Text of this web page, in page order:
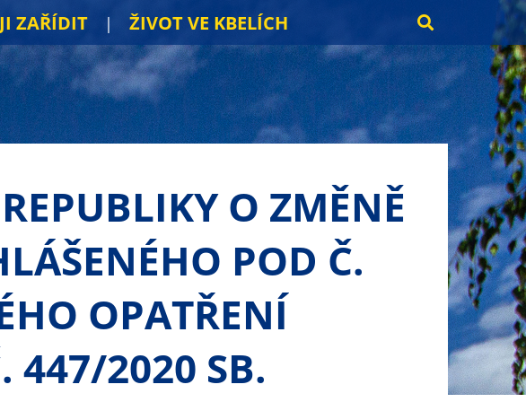
ZAŘÍDIT ŽIVOT VE KBELÍCH
O ZMĚNĚ
POD Č.
OPATŘENÍ
447/2020 SB.